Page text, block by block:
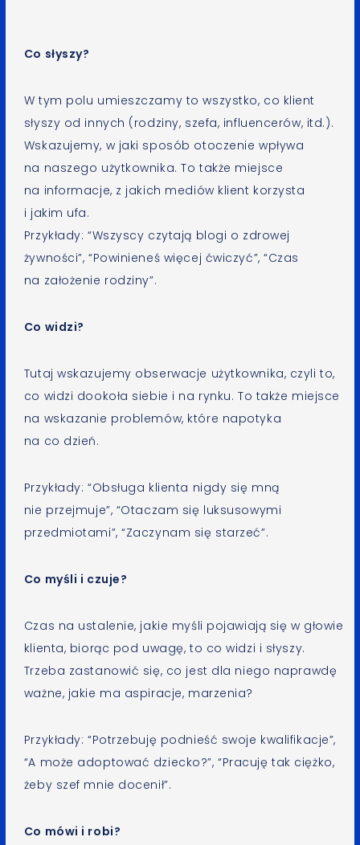
Co słyszy?
W tym polu umieszczamy to wszystko, co klient
słyszy od innych (rodziny, szefa, influencerów, itd.).
Wskazujemy, w jaki sposób otoczenie wpływa
na naszego użytkownika. To także miejsce
na informacje, z jakich mediów klient korzysta
i jakim ufa.
Przykłady: “Wszyscy czytają blogi o zdrowej
żywności”, “Powinieneś więcej ćwiczyć”, “Czas
na założenie rodziny”.
Co widzi?
Tutaj wskazujemy obserwacje użytkownika, czyli to,
co widzi dookoła siebie i na rynku. To także miejsce
na wskazanie problemów, które napotyka
na co dzień.
Przykłady: “Obsługa klienta nigdy się mną
nie przejmuje”, “Otaczam się luksusowymi
przedmiotami”, “Zaczynam się starzeć”.
Co myśli i czuje?
Czas na ustalenie, jakie myśli pojawiają się w głowie
klienta, biorąc pod uwagę, to co widzi i słyszy.
Trzeba zastanowić się, co jest dla niego naprawdę
ważne, jakie ma aspiracje, marzenia?
Przykłady: “Potrzebuję podnieść swoje kwalifikacje”,
“A może adoptować dziecko?”, “Pracuję tak ciężko,
żeby szef mnie docenił”.
Co mówi i robi?